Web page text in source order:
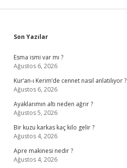
Sidebar
Son Yazılar
Esma ismi var mı ?
Ağustos 6, 2026
Kur’an-ı Kerim’de cennet nasıl anlatılıyor ?
Ağustos 6, 2026
Ayaklarımın altı neden ağrır ?
Ağustos 5, 2026
Bir kuzu karkas kaç kilo gelir ?
Ağustos 4, 2026
Apre makinesi nedir ?
Ağustos 4, 2026